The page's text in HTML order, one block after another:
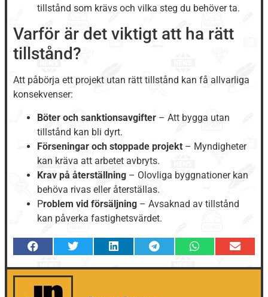
tillstånd som krävs och vilka steg du behöver ta.
Varför är det viktigt att ha rätt
tillstånd?
Att påbörja ett projekt utan rätt tillstånd kan få allvarliga
konsekvenser:
Böter och sanktionsavgifter – Att bygga utan
tillstånd kan bli dyrt.
Förseningar och stoppade projekt – Myndigheter
kan kräva att arbetet avbryts.
Krav på återställning – Olovliga byggnationer kan
behöva rivas eller återställas.
Problem vid försäljning – Avsaknad av tillstånd
kan påverka fastighetsvärdet.